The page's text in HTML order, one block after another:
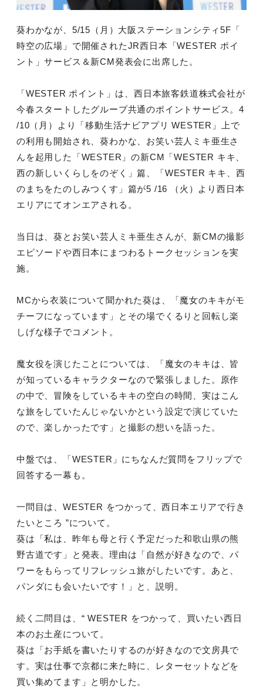
葵わかなが、5/15（月）大阪ステーションシティ5F「
時空の広場」で開催されたJR西日本「WESTER ポイ
ント」サービス＆新CM発表会に出席した。
「WESTER ポイント」は、西日本旅客鉄道株式会社が
今春スタートしたグループ共通のポイン トサービス。4
/10（月）より「移動生活ナビアプリ WESTER」上で
の利用も開始され、葵わかな、 お笑い芸人ミキ亜生さ
んを起用した「WESTER」の新CM「WESTER キキ、
西の新しいくらしをのぞく」篇、「WESTER キキ、西
のまちをたのしみつくす」篇が5 /16 （火）より西日本
エリアにてオンエアされる。
当日は、葵とお笑い芸人ミキ亜生さんが、 新CMの撮影
エピソードや西日本にまつわるトークセッションを実
施。
MCから衣装について聞かれた葵は、「魔女のキキがモ
チーフになっています」
とその場でくるりと回転し楽
しげな様子でコメント。
魔女役を演じたことについては、「魔女のキキは、 皆
が知っているキャラクターなので緊張しました。原作
の中で、
冒険をしているキキの空白の時間、実はこん
な旅をしていたんじゃないかという設定で演じていた
ので 、楽しかったです」と撮影の想いを語った。
中盤では、「WESTER」 にちなんだ質問をフリップで
回答する一幕も。
一問目は、WESTER をつかって、西日本エリアで行き
たいところ ”について。
葵は「私は、昨年も母と行く予定だった和歌山県の熊
野古道です」
と発表。理由は「自然が好きなので、パ
ワーをもらってリフレッシュ旅がしたいです。あと、
パンダにも会いたいです！」と、説明。
続く二問目は、“ WESTER をつかって、買いたい西日
本のお土産について。
葵は「お手紙を書いたりするのが好きなので文房具で
す。 実は仕事で京都に来た時に、レターセットなどを
買い集めてます」 と明かした。